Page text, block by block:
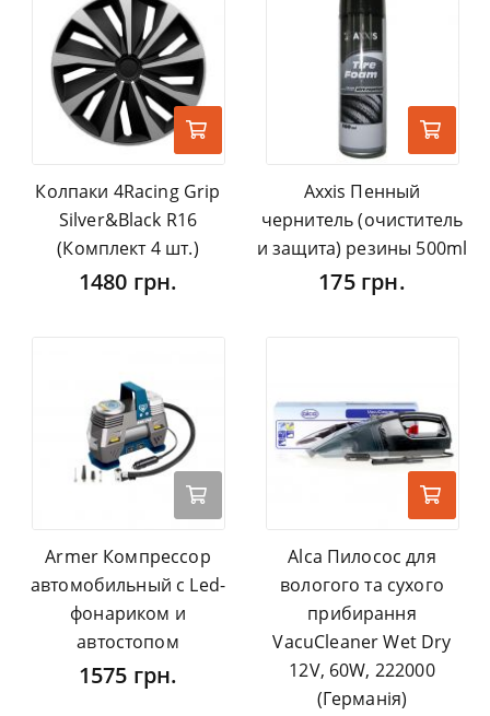
Колпаки 4Racing Grip
Silver&Black R16
(Комплект 4 шт.)
1480 грн.
Axxis Пенный
чернитель (очиститель
и защита) резины 500ml
175 грн.
Armer Компрессор
автомобильный с Led-
фонариком и
автостопом
1575 грн.
Alca Пилосос для
вологого та сухого
прибирання
VacuCleaner Wet Dry
12V, 60W, 222000
(Германія)